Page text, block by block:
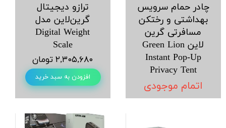
چادر حمام سرویس
بهداشتی و رختکن
مسافرتی گرین
لاین Green Lion
Instant Pop-Up
Privacy Tent
اتمام موجودی
ترازو دیجیتال
گرین‌لاین مدل
Digital Weight
Scale
۲,۳۰۵,۶۸۰ تومان
افزودن به سبد خرید